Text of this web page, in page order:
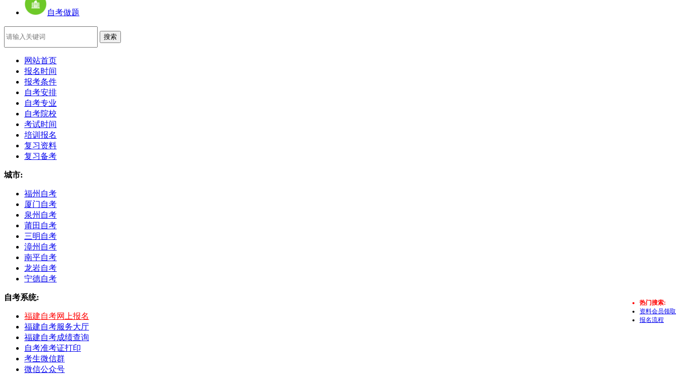
自考做题
网站首页
报名时间
报考条件
自考安排
自考专业
自考院校
考试时间
培训报名
复习资料
复习备考
城市:
福州自考
厦门自考
泉州自考
莆田自考
三明自考
漳州自考
南平自考
龙岩自考
宁德自考
热门搜索:
资料会员领取
报名流程
自考系统:
福建自考网上报名
福建自考服务大厅
福建自考成绩查询
自考准考证打印
考生微信群
微信公众号